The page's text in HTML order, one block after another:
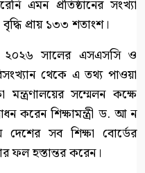
এমন প্রতিষ্ঠানের সংখ্যা
প্রায় ১৩৩ শতাংশ।
২০২৬ সালের এসএসসি ও
থেকে এ তথ্য পাওয়া
সম্মেলন কক্ষে
করেন শিক্ষামন্ত্রী ড. আ ন
সব শিক্ষা বোর্ডের
ফল হস্তান্তর করেন।